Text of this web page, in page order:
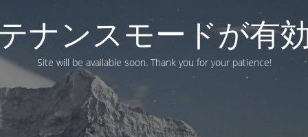
ナンスモードが有
Site will be available soon. Thank you for your patience!